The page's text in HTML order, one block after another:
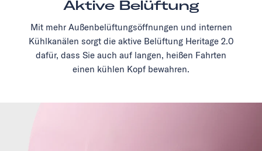
Aktive Belüftung
Mit mehr Außenbelüftungsöffnungen und internen
Kühlkanälen sorgt die aktive Belüftung Heritage 2.0
dafür, dass Sie auch auf langen, heißen Fahrten
einen kühlen Kopf bewahren.